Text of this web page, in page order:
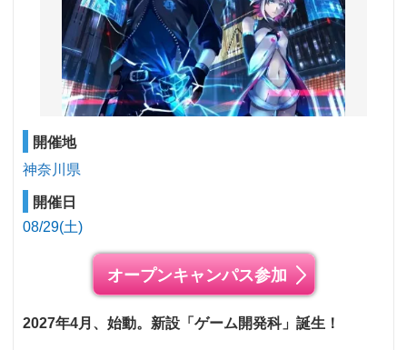
開催地
神奈川県
開催日
08/29(土)
オープンキャンパス参加
2027年4月、始動。新設「ゲーム開発科」誕生！